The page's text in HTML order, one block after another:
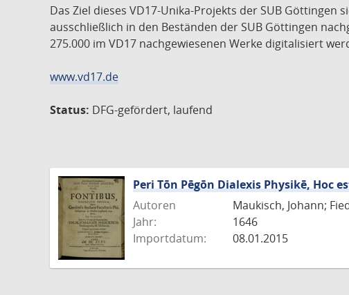
Das Ziel dieses VD17-Unika-Projekts der SUB
ausschließlich in den Beständen der SUB Göttingen
275.000 im VD17 nachgewiesenen Werke digitalisiert
www.vd17.de
Status: DFG-gefördert, laufend
Peri Tōn Pēgōn Dialexis Physikē, Hoc
Autoren
Maukisch, Johann;
Jahr:
1646
Importdatum:
08.01.2015